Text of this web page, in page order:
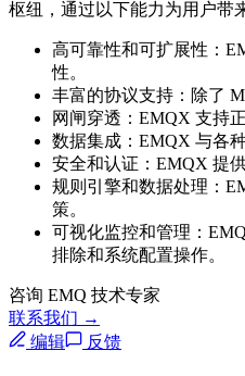
枢纽，通过以下能力为用户带
高可靠性和可扩展性：
性。
丰富的协议支持：除了
网闸穿透：EMQX 支持
数据集成：EMQX 与各
安全和认证：EMQX 提
规则引擎和数据处理：
策。
可视化监控和管理：
排除和系统配置操作。
咨询 EMQ 技术专家
联系我们 →
编辑
反馈